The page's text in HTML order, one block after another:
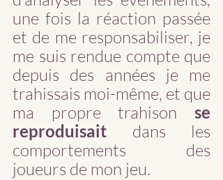
une fois la réaction passée
et de me responsabiliser, je
me suis rendue compte que
depuis des années je me
trahissais moi-même, et que
ma propre trahison se
reproduisait dans les
comportements des
joueurs de mon jeu.